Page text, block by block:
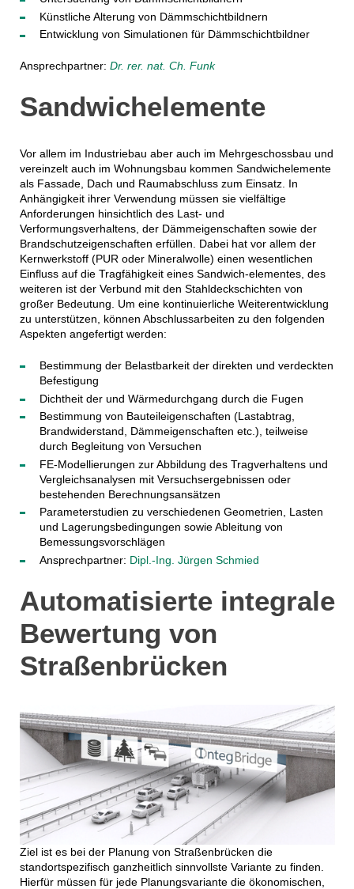
Künstliche Alterung von Dämmschichtbildnern
Entwicklung von Simulationen für Dämmschichtbildner
Ansprechpartner: Dr. rer. nat. Ch. Funk
Sandwichelemente
Vor allem im Industriebau aber auch im Mehrgeschossbau und
vereinzelt auch im Wohnungsbau kommen Sandwichelemente
als Fassade, Dach und Raumabschluss zum Einsatz. In
Anhängigkeit ihrer Verwendung müssen sie vielfältige
Anforderungen hinsichtlich des Last- und
Verformungsverhaltens, der Dämmeigenschaften sowie der
Brandschutzeigenschaften erfüllen. Dabei hat vor allem der
Kernwerkstoff (PUR oder Mineralwolle) einen wesentlichen
Einfluss auf die Tragfähigkeit eines Sandwich-elementes, des
weiteren ist der Verbund mit den Stahldeckschichten von
großer Bedeutung. Um eine kontinuierliche Weiterentwicklung
zu unterstützen, können Abschlussarbeiten zu den folgenden
Aspekten angefertigt werden:
Bestimmung der Belastbarkeit der direkten und verdeckten
Befestigung
Dichtheit der und Wärmedurchgang durch die Fugen
Bestimmung von Bauteileigenschaften (Lastabtrag,
Brandwiderstand, Dämmeigenschaften etc.), teilweise
durch Begleitung von Versuchen
FE-Modellierungen zur Abbildung des Tragverhaltens und
Vergleichsanalysen mit Versuchsergebnissen oder
bestehenden Berechnungsansätzen
Parameterstudien zu verschiedenen Geometrien, Lasten
und Lagerungsbedingungen sowie Ableitung von
Bemessungsvorschlägen
Ansprechpartner: Dipl.-Ing. Jürgen Schmied
Automatisierte integrale
Bewertung von
Straßenbrücken
Zielist es bei der Planung von Straßenbrücken die
standortspezifisch ganzheitlich sinnvollste Variante zu finden.
Hierfür müssen für jede Planungsvariante die ökonomischen,